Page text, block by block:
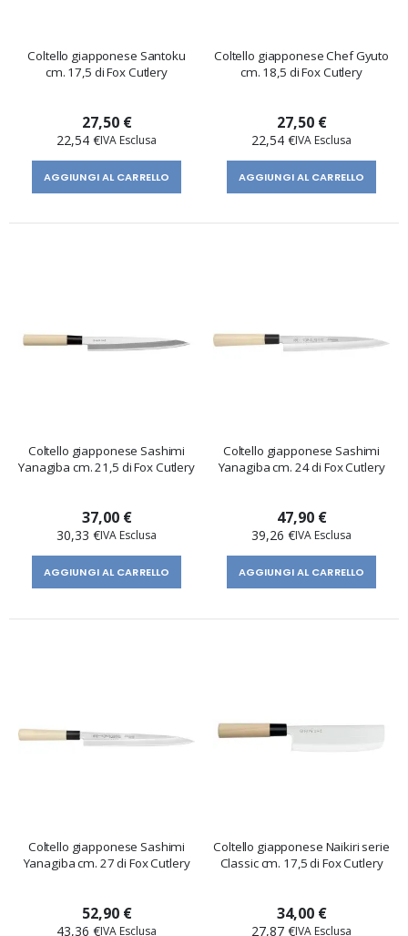
Coltello giapponese Santoku
cm. 17,5 di Fox Cutlery
27,50 €
22,54 €
AGGIUNGI AL CARRELLO
Coltello giapponese Chef Gyuto
cm. 18,5 di Fox Cutlery
27,50 €
22,54 €
AGGIUNGI AL CARRELLO
Coltello giapponese Sashimi
Yanagiba cm. 21,5 di Fox Cutlery
37,00 €
30,33 €
AGGIUNGI AL CARRELLO
Coltello giapponese Sashimi
Yanagiba cm. 24 di Fox Cutlery
47,90 €
39,26 €
AGGIUNGI AL CARRELLO
Coltello giapponese Sashimi
Yanagiba cm. 27 di Fox Cutlery
52,90 €
43,36 €
Coltello giapponese Naikiri serie
Classic cm. 17,5 di Fox Cutlery
34,00 €
27,87 €